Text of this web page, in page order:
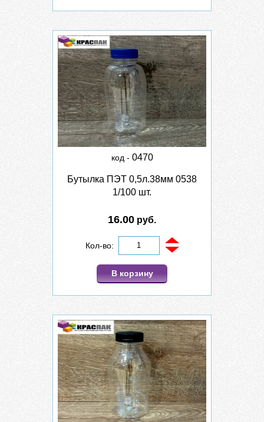
код - 0470
Бутылка ПЭТ 0,5л.38мм 0538
1/100 шт.
16.00 руб.
Кол-во:
В корзину